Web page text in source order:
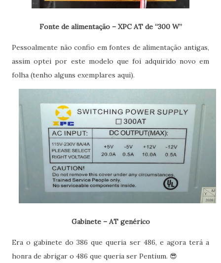
Fonte de alimentação – XPC AT de “300 W”
Pessoalmente não confio em fontes de alimentação antigas,
assim optei por este modelo que foi adquirido novo em
folha (tenho alguns exemplares aqui).
Gabinete – AT genérico
Era o gabinete do 386 que queria ser 486, e agora terá a
honra de abrigar o 486 que queria ser Pentium. 😎